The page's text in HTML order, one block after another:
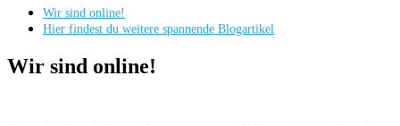
Wir sind online!
Hier findest du weitere spannende Blogartikel
Wir sind online!